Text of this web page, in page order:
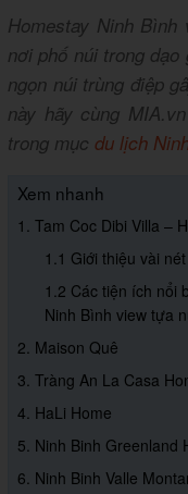
Homestay Ninh
nơi phố núi trong
ngọn núi trùng điệp
này hãy cùng
trong mục du lịch
Xem nhanh
1. Tam Coc Dibi Villa –
1.1 Giới thiệu vài
1.2 Các tiện ích nổi
Ninh Bình view tựa
2. Maison Quê
3. Tràng An La Casa
4. HaLi Home
5. Ninh Binh Greenland
6. Ninh Binh Valle